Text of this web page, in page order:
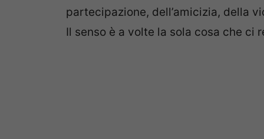
partecipazione, dell’amicizia, della
Il senso è a volte la sola cosa che ci